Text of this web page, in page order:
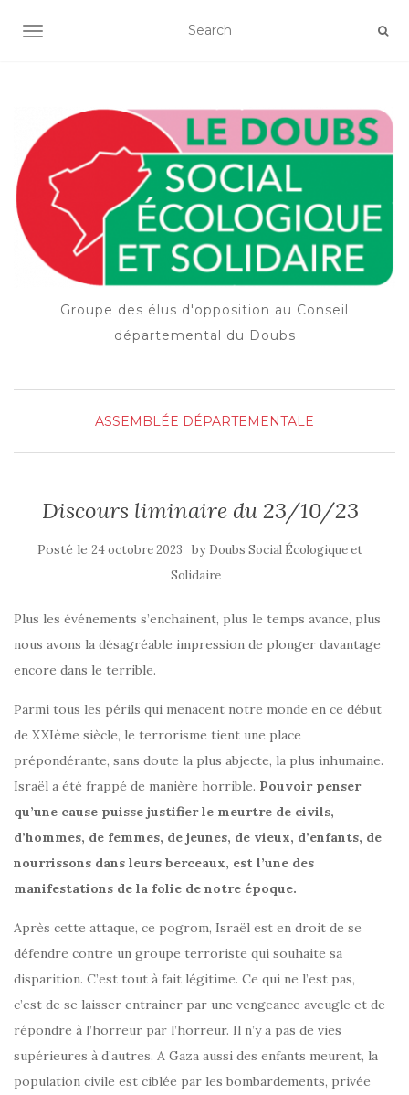
OUVRIR/FERMER LA NAVIGATION
Groupe des élus d'opposition au Conseil
départemental du Doubs
ASSEMBLÉE DÉPARTEMENTALE
Discours liminaire du 23/10/23
Posté le 24 octobre 2023 by Doubs Social Écologique et
Solidaire
Plus les événements s’enchainent, plus le temps avance, plus
nous avons la désagréable impression de plonger davantage
encore dans le terrible.
Parmi tous les périls qui menacent notre monde en ce début
de XXIème siècle, le terrorisme tient une place
prépondérante, sans doute la plus abjecte, la plus inhumaine.
Israël a été frappé de manière horrible. Pouvoir penser
qu’une cause puisse justifier le meurtre de civils,
d’hommes, de femmes, de jeunes, de vieux, d’enfants, de
nourrissons dans leurs berceaux, est l’une des
manifestations de la folie de notre époque.
Après cette attaque, ce pogrom, Israël est en droit de se
défendre contre un groupe terroriste qui souhaite sa
disparition. C’est tout à fait légitime. Ce qui ne l’est pas,
c’est de se laisser entrainer par une vengeance aveugle et de
répondre à l’horreur par l’horreur. Il n’y a pas de vies
supérieures à d’autres. A Gaza aussi des enfants meurent, la
population civile est ciblée par les bombardements, privée